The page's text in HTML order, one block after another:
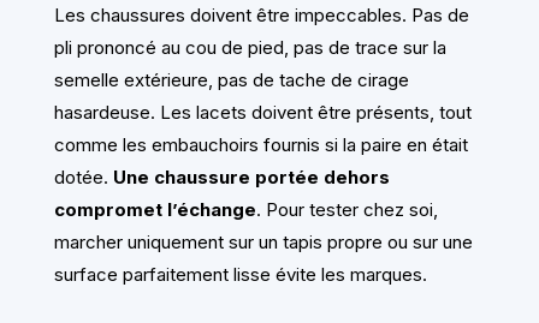
Les chaussures doivent être impeccables. Pas de
pli prononcé au cou de pied, pas de trace sur la
semelle extérieure, pas de tache de cirage
hasardeuse. Les lacets doivent être présents, tout
comme les embauchoirs fournis si la paire en était
dotée. Une chaussure portée dehors
compromet l’échange. Pour tester chez soi,
marcher uniquement sur un tapis propre ou sur une
surface parfaitement lisse évite les marques.